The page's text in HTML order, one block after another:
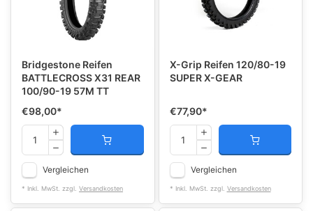
Bridgestone Reifen
BATTLECROSS X31 REAR
100/90-19 57M TT
€98,00*
Vergleichen
* Inkl. MwSt. zzgl. Versandkosten
X-Grip Reifen 120/80-19
SUPER X-GEAR
€77,90*
Vergleichen
* Inkl. MwSt. zzgl. Versandkosten